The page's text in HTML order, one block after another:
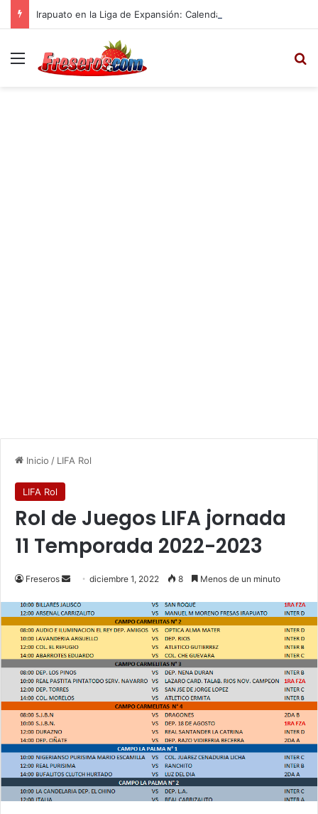
Menú
Inicio / LIFA Rol
LIFA Rol
Rol de Juegos LIFA jornada
11 Temporada 2022-2023
Freseros
n
d
a
e
m
diciembre 1, 2022 8 Menos de un minuto